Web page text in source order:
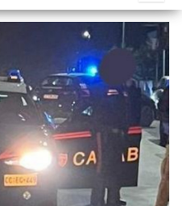
v
i
a
z
i
o
e